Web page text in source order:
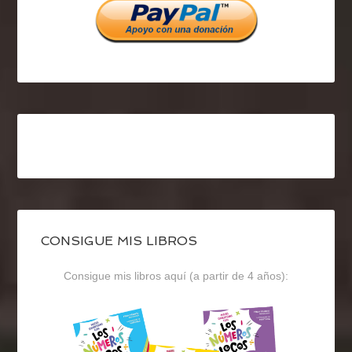
CONSIGUE MIS LIBROS
Consigue mis libros aquí (a partir de 4 años):